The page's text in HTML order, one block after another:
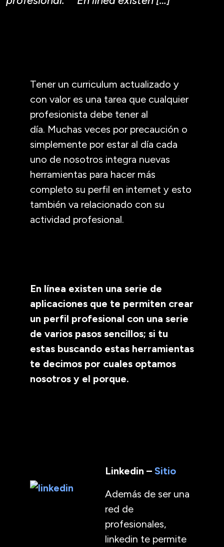
Tener un curriculum actualizado y
con valor es una tarea que cualquier
profesionista debe tener al
día. Muchas veces por precaución o
simplemente por estar al día cada
uno de nosotros integra nuevas
herramientas para hacer más
completo su perfil en internet y esto
también va relacionado con su
actividad profesional.
En línea existen una serie de
aplicaciones que te permiten crear
un perfil profesional con una serie
de varios pasos sencillos; si tu
estas buscando estas herramientas
te decimos por cuales optamos
nosotros y el porque.
Linkedin – Sitio
Además de ser una
red de
profesionales,
linkedin te permite